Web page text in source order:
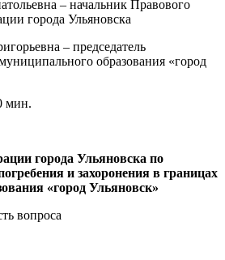
– начальник Правового
города Ульяновска
– председатель
образования «город
мин.
города Ульяновска по
и захоронения в границах
«город Ульяновск»
вопроса